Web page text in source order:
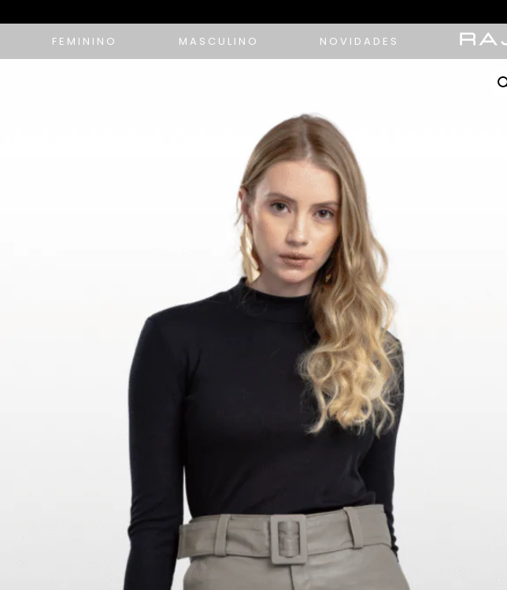
FEMININO MASCULINO NOVIDADES